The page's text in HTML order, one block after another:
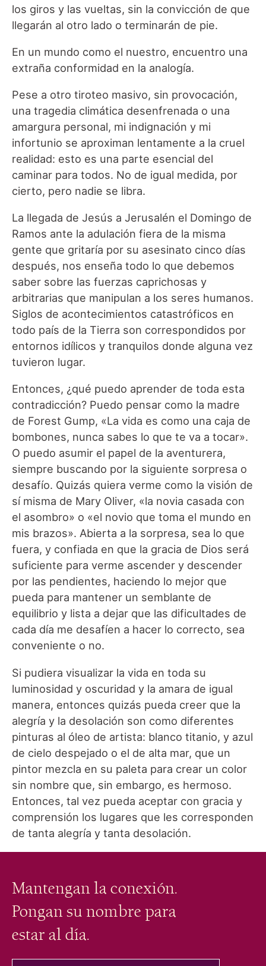
los giros y las vueltas, sin la convicción de que
llegarán al otro lado o terminarán de pie.
En un mundo como el nuestro, encuentro una
extraña conformidad en la analogía.
Pese a otro tiroteo masivo, sin provocación,
una tragedia climática desenfrenada o una
amargura personal, mi indignación y mi
infortunio se aproximan lentamente a la cruel
realidad: esto es una parte esencial del
caminar para todos. No de igual medida, por
cierto, pero nadie se libra.
La llegada de Jesús a Jerusalén el Domingo de
Ramos ante la adulación fiera de la misma
gente que gritaría por su asesinato cinco días
después, nos enseña todo lo que debemos
saber sobre las fuerzas caprichosas y
arbitrarias que manipulan a los seres humanos.
Siglos de acontecimientos catastróficos en
todo país de la Tierra son correspondidos por
entornos idílicos y tranquilos donde alguna vez
tuvieron lugar.
Entonces, ¿qué puedo aprender de toda esta
contradicción? Puedo pensar como la madre
de Forest Gump, «La vida es como una caja de
bombones, nunca sabes lo que te va a tocar».
O puedo asumir el papel de la aventurera,
siempre buscando por la siguiente sorpresa o
desafío. Quizás quiera verme como la visión de
sí misma de Mary Oliver, «la novia casada con
el asombro» o «el novio que toma el mundo en
mis brazos». Abierta a la sorpresa, sea lo que
fuera, y confiada en que la gracia de Dios será
suficiente para verme ascender y descender
por las pendientes, haciendo lo mejor que
pueda para mantener un semblante de
equilibrio y lista a dejar que las dificultades de
cada día me desafíen a hacer lo correcto, sea
conveniente o no.
Si pudiera visualizar la vida en toda su
luminosidad y oscuridad y la amara de igual
manera, entonces quizás pueda creer que la
alegría y la desolación son como diferentes
pinturas al óleo de artista: blanco titanio, y azul
de cielo despejado o el de alta mar, que un
pintor mezcla en su paleta para crear un color
sin nombre que, sin embargo, es hermoso.
Entonces, tal vez pueda aceptar con gracia y
comprensión los lugares que les corresponden
de tanta alegría y tanta desolación.
Mantengan la conexión.
Pongan su nombre para
estar al día.